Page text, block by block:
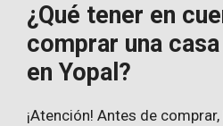
¿Qué tener en
comprar una
en Yopal?
¡Atención! Antes de